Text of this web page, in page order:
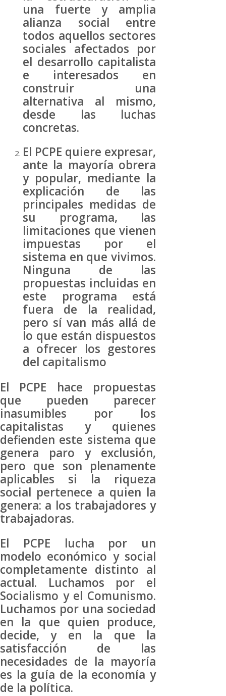
una fuerte y amplia
alianza social entre
todos aquellos sectores
sociales afectados por
el desarrollo capitalista
e interesados en
construir una
alternativa al mismo,
desde las luchas
concretas.
El PCPE quiere expresar,
ante la mayoría obrera
y popular, mediante la
explicación de las
principales medidas de
su programa, las
limitaciones que vienen
impuestas por el
sistema en que vivimos.
Ninguna de las
propuestas incluidas en
este programa está
fuera de la realidad,
pero sí van más allá de
lo que están dispuestos
a ofrecer los gestores
del capitalismo
El PCPE hace propuestas
que pueden parecer
inasumibles por los
capitalistas y quienes
defienden este sistema que
genera paro y exclusión,
pero que son plenamente
aplicables si la riqueza
social pertenece a quien la
genera: a los trabajadores y
trabajadoras.
El PCPE lucha por un
modelo económico y social
completamente distinto al
actual. Luchamos por el
Socialismo y el Comunismo.
Luchamos por una sociedad
en la que quien produce,
decide, y en la que la
satisfacción de las
necesidades de la mayoría
es la guía de la economía y
de la política.